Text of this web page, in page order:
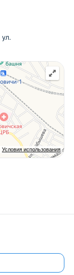
ул.
Условия использования